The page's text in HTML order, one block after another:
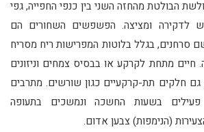
הבולטת מהחזה השני בין כנפי החפייה, גפי
ומציצה. הפשפשים השחורים הם
סרחנים, בגלל בלוטות המפרישות ריח מסריח
מתחת לקרקע או בבסיס צמחים וניזונים
גם חלקים תת-קרקעיים כגון שורשים. מתרבים
פעילים בשעות החשכה ונמשכים בתעופה
(הנימפות) צבען אדום.